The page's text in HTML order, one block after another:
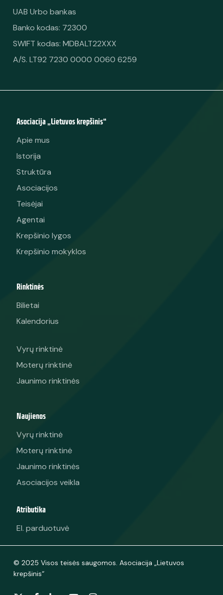
UAB Urbo bankas
Banko kodas: 72300
SWIFT kodas: MDBALT22XXX
A/S. LT92 7230 0000 0060 6259
Asociacija „Lietuvos krepšinis“
Apie mus
Istorija
Struktūra
Asociacijos
Teisėjai
Agentai
Krepšinio lygos
Krepšinio mokyklos
Rinktinės
Bilietai
Kalendorius
Vyrų rinktinė
Moterų rinktinė
Jaunimo rinktinės
Naujienos
Vyrų rinktinė
Moterų rinktinė
Jaunimo rinktinės
Asociacijos veikla
Atributika
El. parduotuvė
© 2025 Visos teisės saugomos. Asociacija „Lietuvos
krepšinis“